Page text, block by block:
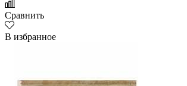
Сравнить
В избранное